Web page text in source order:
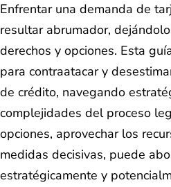
Enfrentar una demanda de
resultar abrumador,
derechos y opciones. Esta
para contraatacar y
de crédito, navegando
complejidades del proceso
opciones, aprovechar los
medidas decisivas, puede
estratégicamente y